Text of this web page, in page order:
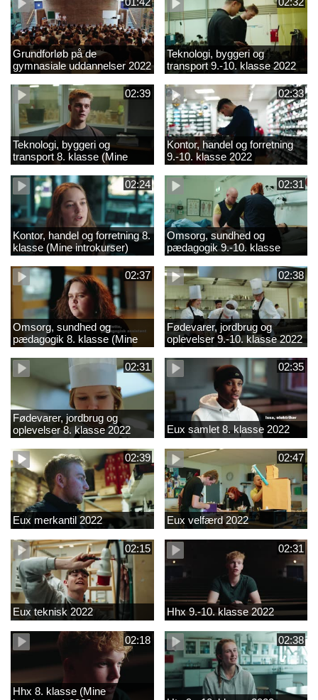
Grundforløb på de
gymnasiale uddannelser 2022
Teknologi, byggeri og
transport 9.-10. klasse 2022
02:39
Teknologi, byggeri og
transport 8. klasse (Mine
introkurser) 2022
02:33
Kontor, handel og forretning
9.-10. klasse 2022
02:24
Kontor, handel og forretning 8.
klasse (Mine introkurser)
2022
02:31
Omsorg, sundhed og
pædagogik 9.-10. klasse
2022
02:37
Omsorg, sundhed og
pædagogik 8. klasse (Mine
introkurser) 2022
02:38
Fødevarer, jordbrug og
oplevelser 9.-10. klasse 2022
02:31
Fødevarer, jordbrug og
oplevelser 8. klasse 2022
02:35
Eux samlet 8. klasse 2022
02:39
Eux merkantil 2022
02:47
Eux velfærd 2022
02:15
Eux teknisk 2022
02:31
Hhx 9.-10. klasse 2022
02:18
Hhx 8. klasse (Mine
02:38